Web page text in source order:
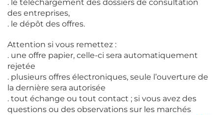
. le téléchargement des dossiers de consultation
des entreprises,
. le dépôt des offres.
Attention si vous remettez :
. une offre papier, celle-ci sera automatiquement
rejetée
. plusieurs offres électroniques, seule l’ouverture de
la dernière sera autorisée
. tout échange ou tout contact ; si vous avez des
questions ou des observations sur les marchés